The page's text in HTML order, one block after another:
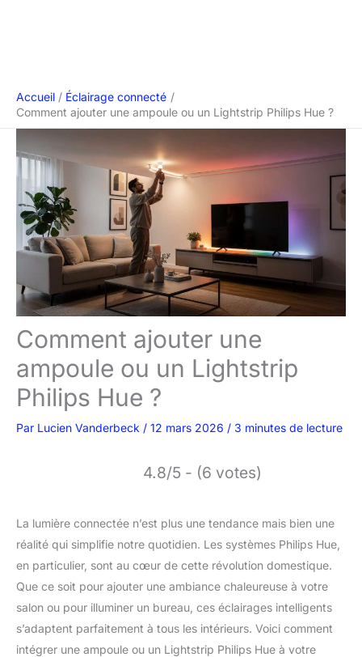
Accueil
Éclairage connecté
Comment ajouter une ampoule ou un Lightstrip Philips Hue ?
Comment ajouter une
ampoule ou un Lightstrip
Philips Hue ?
Par Lucien Vanderbeck / 12 mars 2026 / 3 minutes de lecture
4.8/5 - (6 votes)
La lumière connectée n’est plus une tendance mais bien une
réalité qui simplifie notre quotidien. Les systèmes Philips Hue,
en particulier, sont au cœur de cette révolution domestique.
Que ce soit pour ajouter une ambiance chaleureuse à votre
salon ou pour illuminer un bureau, ces éclairages intelligents
s’adaptent parfaitement à tous les intérieurs. Voici comment
intégrer une ampoule ou un Lightstrip Philips Hue à votre